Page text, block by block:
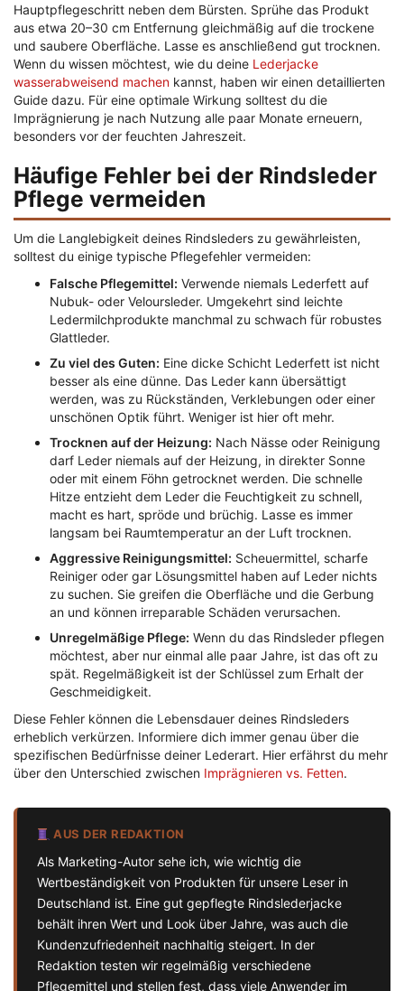
Hauptpflegeschritt neben dem Bürsten. Sprühe das Produkt
aus etwa 20–30 cm Entfernung gleichmäßig auf die trockene
und saubere Oberfläche. Lasse es anschließend gut trocknen.
Wenn du wissen möchtest, wie du deine Lederjacke
wasserabweisend machen kannst, haben wir einen detaillierten
Guide dazu. Für eine optimale Wirkung solltest du die
Imprägnierung je nach Nutzung alle paar Monate erneuern,
besonders vor der feuchten Jahreszeit.
Häufige Fehler bei der Rindsleder
Pflege vermeiden
Um die Langlebigkeit deines Rindsleders zu gewährleisten,
solltest du einige typische Pflegefehler vermeiden:
Falsche Pflegemittel: Verwende niemals Lederfett auf
Nubuk- oder Veloursleder. Umgekehrt sind leichte
Ledermilchprodukte manchmal zu schwach für robustes
Glattleder.
Zu viel des Guten: Eine dicke Schicht Lederfett ist nicht
besser als eine dünne. Das Leder kann übersättigt
werden, was zu Rückständen, Verklebungen oder einer
unschönen Optik führt. Weniger ist hier oft mehr.
Trocknen auf der Heizung: Nach Nässe oder Reinigung
darf Leder niemals auf der Heizung, in direkter Sonne
oder mit einem Föhn getrocknet werden. Die schnelle
Hitze entzieht dem Leder die Feuchtigkeit zu schnell,
macht es hart, spröde und brüchig. Lasse es immer
langsam bei Raumtemperatur an der Luft trocknen.
Aggressive Reinigungsmittel: Scheuermittel, scharfe
Reiniger oder gar Lösungsmittel haben auf Leder nichts
zu suchen. Sie greifen die Oberfläche und die Gerbung
an und können irreparable Schäden verursachen.
Unregelmäßige Pflege: Wenn du das Rindsleder pflegen
möchtest, aber nur einmal alle paar Jahre, ist das oft zu
spät. Regelmäßigkeit ist der Schlüssel zum Erhalt der
Geschmeidigkeit.
Diese Fehler können die Lebensdauer deines Rindsleders
erheblich verkürzen. Informiere dich immer genau über die
spezifischen Bedürfnisse deiner Lederart. Hier erfährst du mehr
über den Unterschied zwischen Imprägnieren vs. Fetten.
AUS DER REDAKTION
Als Marketing-Autor sehe ich, wie wichtig die
Wertbeständigkeit von Produkten für unsere Leser in
Deutschland ist. Eine gut gepflegte Rindslederjacke
behält ihren Wert und Look über Jahre, was auch die
Kundenzufriedenheit nachhaltig steigert. In der
Redaktion testen wir regelmäßig verschiedene
Pflegemittel und stellen fest, dass viele Anwender im